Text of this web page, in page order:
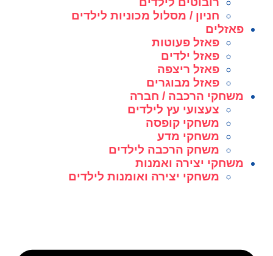
חניון / מסלול מכוניות לילדים
פאזלים
פאזל פעוטות
פאזל ילדים
פאזל ריצפה
פאזל מבוגרים
משחקי הרכבה / חברה
צעצועי עץ לילדים
משחקי קופסה
משחקי מדע
משחק הרכבה לילדים
משחקי יצירה ואמנות
משחקי יצירה ואומנות לילדים